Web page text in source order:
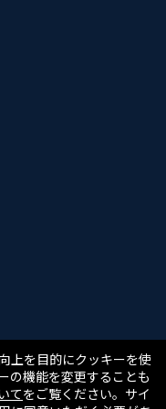
Reserved.
上を目的にクッキーを使
の機能を変更することも
てをご覧ください。サイ